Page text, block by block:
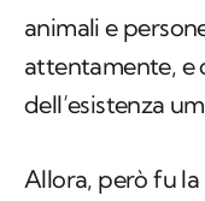
animali e
attentamente, e
dell’esistenza
Allora, però fu la